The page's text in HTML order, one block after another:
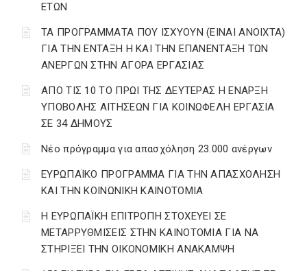
ΕΤΩΝ
ΤΑ ΠΡΟΓΡΑΜΜΑΤΑ ΠΟΥ ΙΣΧΥΟΥΝ (ΕΙΝΑΙ ΑΝΟΙΧΤΑ)
ΓΙΑ ΤΗΝ ΕΝΤΑΞΗ Η ΚΑΙ ΤΗΝ ΕΠΑΝΕΝΤΑΞΗ ΤΩΝ
ΑΝΕΡΓΩΝ ΣΤΗΝ ΑΓΟΡΑ ΕΡΓΑΣΙΑΣ
AΠΟ ΤΙΣ 10 ΤΟ ΠΡΩΙ ΤΗΣ ΔΕΥΤΕΡΑΣ Η ΕΝΑΡΞΗ
ΥΠΟΒΟΛΗΣ ΑΙΤΗΣΕΩΝ ΓΙΑ ΚΟΙΝΩΦΕΛΗ ΕΡΓΑΣΙΑ
ΣΕ 34 ΔΗΜΟΥΣ
Νέο πρόγραμμα για απασχόληση 23.000 ανέργων
ΕΥΡΩΠΑΪΚΟ ΠΡΟΓΡΑΜΜΑ ΓΙΑ ΤΗΝ ΑΠΑΣΧΟΛΗΣΗ
ΚΑΙ ΤΗΝ ΚΟΙΝΩΝΙΚΗ ΚΑΙΝΟΤΟΜΙΑ
Η ΕΥΡΩΠΑΪΚΗ ΕΠΙΤΡΟΠΗ ΣΤΟΧΕΥΕΙ ΣΕ
ΜΕΤΑΡΡΥΘΜΙΣΕΙΣ ΣΤΗΝ ΚΑΙΝΟΤΟΜΙΑ ΓΙΑ ΝΑ
ΣΤΗΡΙΞΕΙ ΤΗΝ ΟΙΚΟΝΟΜΙΚΗ ΑΝΑΚΑΜΨΗ